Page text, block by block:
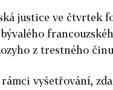
justice ve čtvrtek
z trestného
vyšetřování,